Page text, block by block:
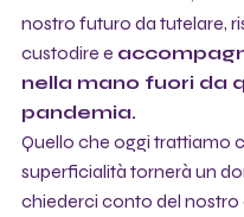
nostro futuro da tutelare,
custodire e
nella mano fuori da
pandemia.
Quello che oggi trattiamo
superficialità tornerà un
chiederci conto del nostro